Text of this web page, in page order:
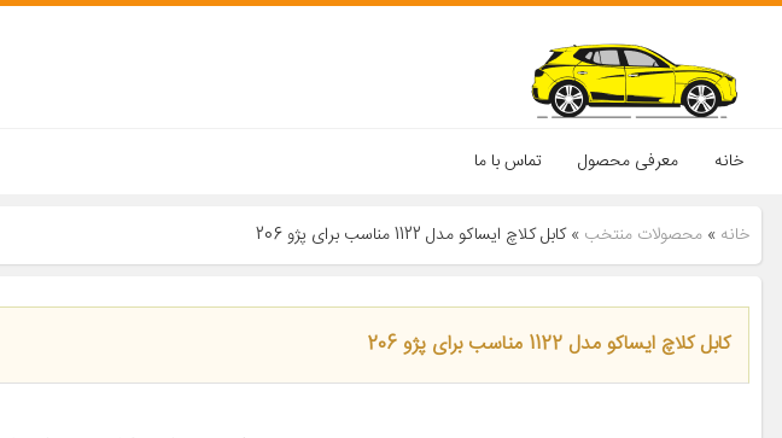
خانه معرفی محصول تماس با ما
خانه » محصولات منتخب »کابل کلاچ ایساکو مدل 1122 مناسب برای پژو 206
کابل کلاچ ایساکو مدل 1122 مناسب برای پژو 206